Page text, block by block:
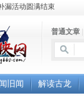
漏活动圆满结束
侠小说知见录》上市普通文章
旧闻 解读古龙